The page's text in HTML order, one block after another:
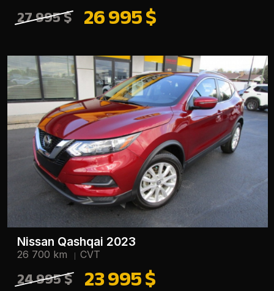
27 995 $ 26 995 $
Nissan Qashqai 2023
26 700 km CVT
24 995 $ 23 995 $